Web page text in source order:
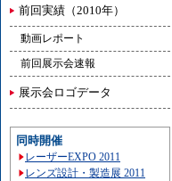
前回実績（2010年）
動画レポート
前回展示会速報
展示会ロゴデータ
同時開催
レーザーEXPO 2011
レンズ設計・製造展 2011